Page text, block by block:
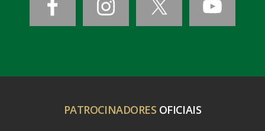
PATROCINADORES OFICIAIS